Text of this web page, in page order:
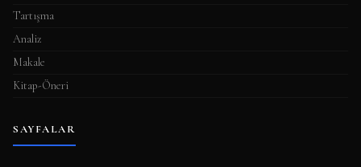
Tartışma
Analiz
Makale
Kitap-Öneri
SAYFALAR